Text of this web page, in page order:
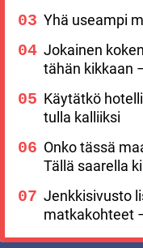
Yhä useampi
Jokainen
tähän kikkaan
Käytätkö
tulla kalliiksi
Onko tässä
Tällä saarella
Jenkkisivusto
matkakohteet